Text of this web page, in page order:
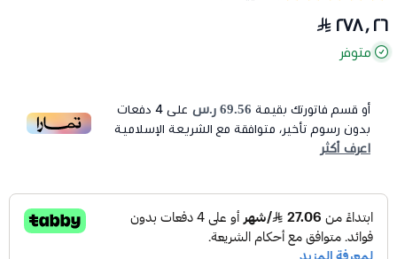
٢٧٨٫٢٦
متوفر
أو قسم فاتورتك بقيمة 69.56 ر.س على 4 دفعات
بدون رسوم تأخير، متوافقة مع الشريعة الإسلامية
اعرف أكثر